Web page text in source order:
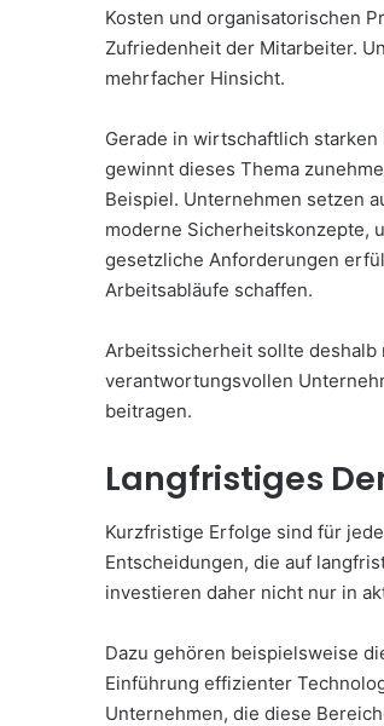
Kosten und organisatorischen
Zufriedenheit der Mitarbeiter.
mehrfacher Hinsicht.
Gerade in wirtschaftlich
gewinnt dieses Thema
Beispiel. Unternehmen setzen
moderne Sicherheitskonzepte,
gesetzliche Anforderungen
Arbeitsabläufe schaffen.
Arbeitssicherheit sollte
verantwortungsvollen
beitragen.
Langfristiges
Kurzfristige Erfolge sind für
Entscheidungen, die auf
investieren daher nicht nur in
Dazu gehören beispielsweise
Einführung effizienter
Unternehmen, die diese